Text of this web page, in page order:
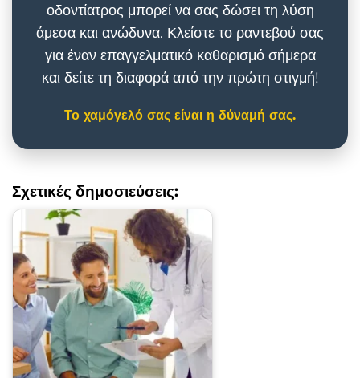
οδοντίατρος μπορεί να σας δώσει τη λύση
άμεσα και ανώδυνα. Κλείστε το ραντεβού σας
για έναν επαγγελματικό καθαρισμό σήμερα
και δείτε τη διαφορά από την πρώτη στιγμή!
Το χαμόγελό σας είναι η δύναμή σας.
Σχετικές δημοσιεύσεις: